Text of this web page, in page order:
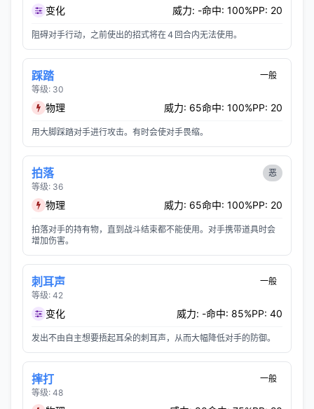
变化 威力: -命中: 100%PP: 20
阻碍对手行动，之前使出的招式将在４回合内无法使用。
踩踏
等级: 30
一般
物理 威力: 65命中: 100%PP: 20
用大脚踩踏对手进行攻击。有时会使对手畏缩。
拍落
等级: 36
恶
物理 威力: 65命中: 100%PP: 20
拍落对手的持有物，直到战斗结束都不能使用。对手携带道具时会
增加伤害。
刺耳声
等级: 42
一般
变化 威力: -命中: 85%PP: 40
发出不由自主想要捂起耳朵的刺耳声，从而大幅降低对手的防御。
摔打
等级: 48
一般